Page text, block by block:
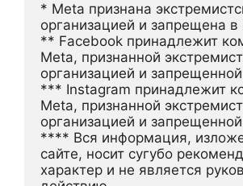
* Meta признана
организацией и запрещена
** Facebook принадлежит
Meta, признанной
организацией и
*** Instagram принадлежит
Meta, признанной
организацией и
**** Вся информация,
сайте, носит сугубо
характер и не является